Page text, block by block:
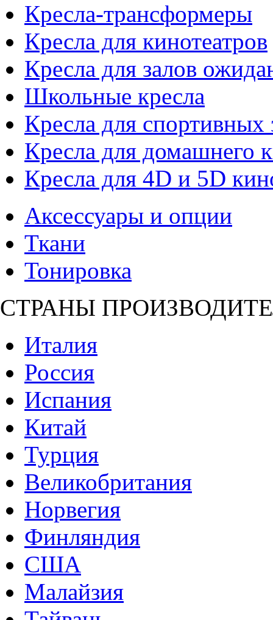
Кресла-трансформеры
Кресла для кинотеатров
Кресла для залов
Школьные кресла
Кресла для спортивных
Кресла для домашнего
Кресла для 4D и 5D
Аксессуары и опции
Ткани
Тонировка
СТРАНЫ
Италия
Россия
Испания
Китай
Турция
Великобритания
Норвегия
Финляндия
США
Малайзия